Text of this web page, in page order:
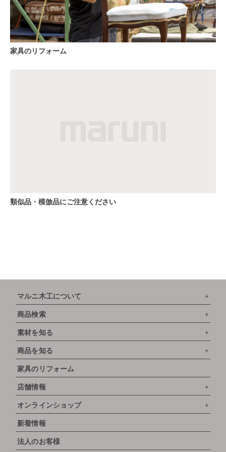
家具のリフォーム
類似品・模倣品にご注意ください
マルニ木工について
商品検索
素材を知る
商品を知る
家具のリフォーム
店舗情報
オンラインショップ
新着情報
法人のお客様